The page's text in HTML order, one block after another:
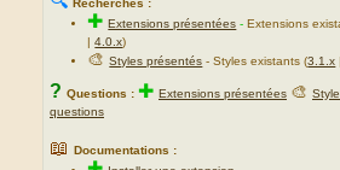
✚Extensions présentées -Extensions
|4.0.x)
🎨Styles présentés - Styles existants (3.1.x
? Questions : ✚ Extensions présentées 🎨
questions
📖 Documentations :